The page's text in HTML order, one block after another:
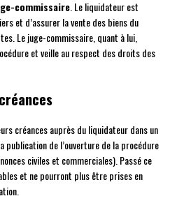
commissaire . Le liquidateur est
et d’assurer la vente des biens du
Le juge-commissaire, quant à lui,
et veille au respect des droits des
créances auprès du liquidateur dans un
publication de l’ouverture de la procédure
civiles et commerciales). Passé ce
et ne pourront plus être prises en